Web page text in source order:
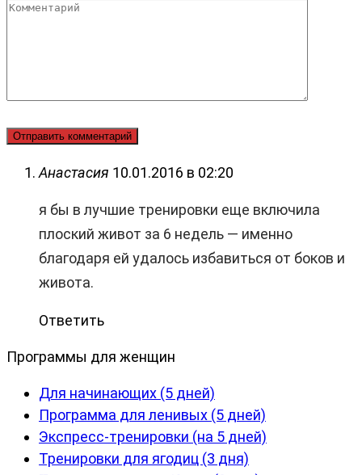
Комментарий
Анастасия 10.01.2016 в 02:20
я бы в лучшие тренировки еще включила
плоский живот за 6 недель — именно
благодаря ей удалось избавиться от боков и
живота.
Ответить
Программы для женщин
Для начинающих (5 дней)
Программа для ленивых (5 дней)
Экспресс-тренировки (на 5 дней)
Тренировки для ягодиц (3 дня)